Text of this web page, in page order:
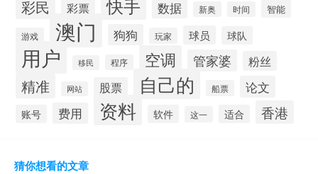
彩民 彩票 快手 数据 新奥 时间 智能
游戏 澳门 狗狗 玩家 球员 球队
用户 移民 程序 空调 管家婆 粉丝
精准 网站 股票 自己的 船票 论文
账号 费用 资料 软件 这一 适合 香港
猜你想看的文章